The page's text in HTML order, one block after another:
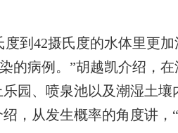
到42摄氏度的水体里更
的病例。”胡越凯介绍，
园、喷泉池以及潮湿土
，从发生概率的角度讲，